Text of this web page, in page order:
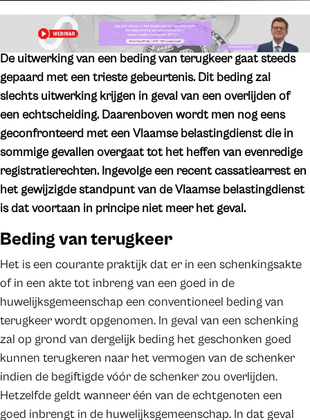
De uitwerking van een beding van terugkeer gaat steeds
gepaard met een trieste gebeurtenis. Dit beding zal
slechts uitwerking krijgen in geval van een overlijden of
een echtscheiding. Daarenboven wordt men nog eens
geconfronteerd met een Vlaamse belastingdienst die in
sommige gevallen overgaat tot het heffen van evenredige
registratierechten. Ingevolge een recent cassatiearrest en
het gewijzigde standpunt van de Vlaamse belastingdienst
is dat voortaan in principe niet meer het geval.
Beding van terugkeer
Het is een courante praktijk dat er in een schenkingsakte
of in een akte tot inbreng van een goed in de
huwelijksgemeenschap een conventioneel beding van
terugkeer wordt opgenomen. In geval van een schenking
zal op grond van dergelijk beding het geschonken goed
kunnen terugkeren naar het vermogen van de schenker
indien de begiftigde vóór de schenker zou overlijden.
Hetzelfde geldt wanneer één van de echtgenoten een
goed inbrengt in de huwelijksgemeenschap. In dat geval